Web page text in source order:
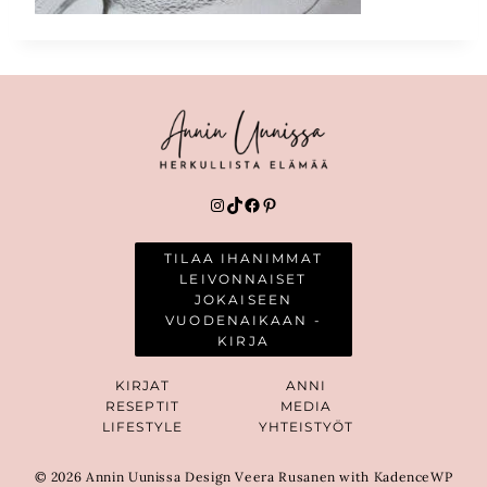
Instagram
TikTok
Facebook
Pinterest
TILAA IHANIMMAT
LEIVONNAISET
JOKAISEEN
VUODENAIKAAN -
KIRJA
KIRJAT
RESEPTIT
LIFESTYLE
ANNI
MEDIA
YHTEISTYÖT
© 2026 Annin Uunissa Design Veera Rusanen with KadenceWP